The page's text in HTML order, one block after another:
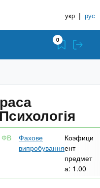
укр | рус
0
Фахове
випробування
Коэфици
ент
предмет
а: 1.00